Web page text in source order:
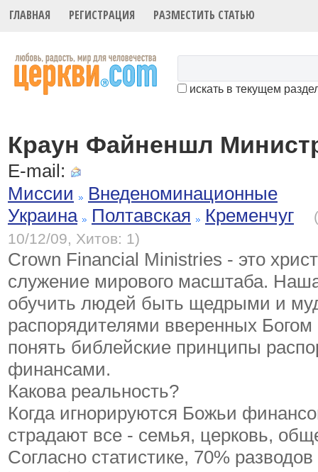
ГЛАВНАЯ РЕГИСТРАЦИЯ РАЗМЕСТИТЬ СТАТЬЮ
искать в текущем
Краун Файненшл
E-mail:
Миссии
Внеденоминационные
Украина
Полтавская Кременчуг
10/12/09, Хитов: 1)
Crown Financial Ministries - это
служение мирового масштаба.
обучить людей быть щедрыми и
распорядителями вверенных Богом
понять библейские принципы
финансами.
Какова реальность?
Когда игнорируются Божьи
страдают все - семья, церковь,
Согласно статистике, 70%